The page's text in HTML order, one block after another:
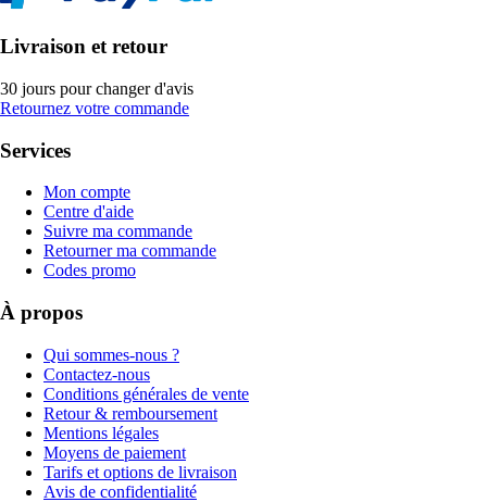
Livraison et retour
30 jours pour changer d'avis
Retournez votre commande
Services
Mon compte
Centre d'aide
Suivre ma commande
Retourner ma commande
Codes promo
À propos
Qui sommes-nous ?
Contactez-nous
Conditions générales de vente
Retour & remboursement
Mentions légales
Moyens de paiement
Tarifs et options de livraison
Avis de confidentialité